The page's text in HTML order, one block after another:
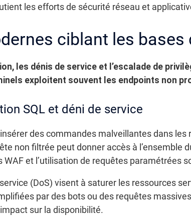
les efforts de sécurité réseau et
ciblant les bases
les dénis de service et l’escalade de
exploitent souvent les endpoints non
SQL et déni de service
des commandes malveillantes dans
non filtrée peut donner accès à l’ensemble
et l’utilisation de requêtes paramétrées
(DoS) visent à saturer les ressources
par des bots ou des requêtes
sur la disponibilité.